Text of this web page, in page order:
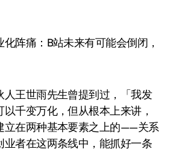
阵痛：B站未来有可能会倒闭，
人王世雨先生曾提到过，「我发
千变万化，但从根本上来讲，
立在两种基本要素之上的——关系
业者在这两条线中，能抓好一条